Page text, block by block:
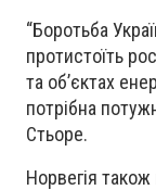
“Боротьба
протистоїть
та об’єктах
потрібна
Стьоре.
Норвегія також